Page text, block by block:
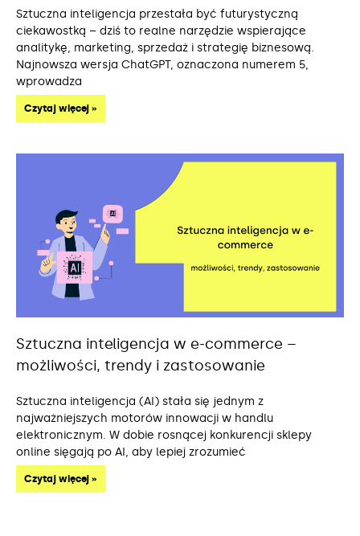
Sztuczna inteligencja przestała być futurystyczną
ciekawostką – dziś to realne narzędzie wspierające
analitykę, marketing, sprzedaż i strategię biznesową.
Najnowsza wersja ChatGPT, oznaczona numerem 5,
wprowadza
Czytaj więcej »
Sztuczna inteligencja w e-commerce –
możliwości, trendy i zastosowanie
Sztuczna inteligencja (AI) stała się jednym z
najważniejszych motorów innowacji w handlu
elektronicznym. W dobie rosnącej konkurencji sklepy
online sięgają po AI, aby lepiej zrozumieć
Czytaj więcej »